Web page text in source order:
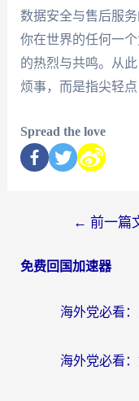
数据安全与售后服
你在世界的任何一
的热烈与共鸣。从
烦事，而是指尖轻
Spread the love
← 前一篇
免费回国加速器